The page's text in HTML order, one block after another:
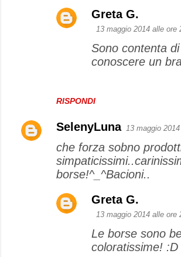
RISPONDI
Greta G.
13 maggio 2014 alle ore
Sono contenta
conoscere un
SelenyLuna 13 maggio
che forza sobno
borse!^_^Bacioni..
Greta G.
13 maggio 2014 alle ore
Le borse sono
coloratissime! :D